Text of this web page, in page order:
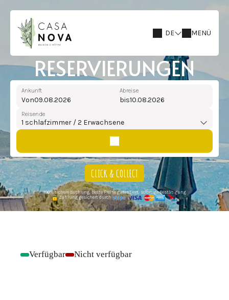
DE MENÜ
RESERVIERUNGEN
Ankunft
Von
Abreise
bis
Reisende
1 schlafzimmer /2 Erwachsene
CLICK & COLLECT
100% sichere Buchung, beste Preise garantiert, sofortige Bestätigung
Zahlung gesichert durch
- Verfügbar - Nicht verfügbar